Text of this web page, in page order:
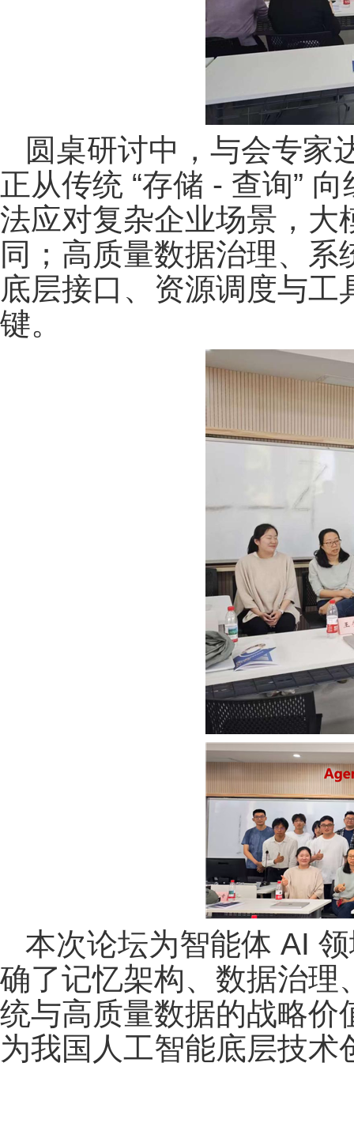
圆桌研讨中，与会专家
正从传统 “存储 - 查询”
法应对复杂企业场景，大
同；高质量数据治理、
底层接口、资源调度与
键。
本次论坛为智能体 AI
确了记忆架构、数据治理
统与高质量数据的战略价
为我国人工智能底层技